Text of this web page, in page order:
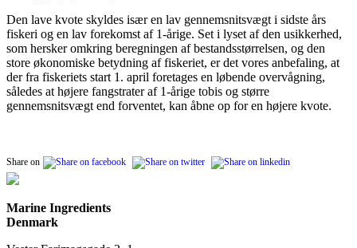
Den lave kvote skyldes især en lav gennemsnitsvægt i sidste års
fiskeri og en lav forekomst af 1-årige. Set i lyset af den usikkerhed,
som hersker omkring beregningen af bestandsstørrelsen, og den
store økonomiske betydning af fiskeriet, er det vores anbefaling, at
der fra fiskeriets start 1. april foretages en løbende overvågning,
således at højere fangstrater af 1-årige tobis og større
gennemsnitsvægt end forventet, kan åbne op for en højere kvote.
Share on
Marine Ingredients
Denmark